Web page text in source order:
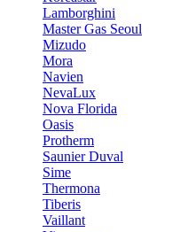
Lamborghini
Master Gas Seoul
Mizudo
Mora
Navien
NevaLux
Nova Florida
Oasis
Protherm
Saunier Duval
Sime
Thermona
Tiberis
Vaillant